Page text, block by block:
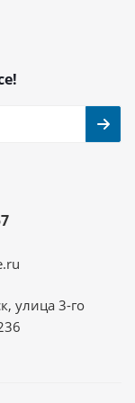
улица 3-го